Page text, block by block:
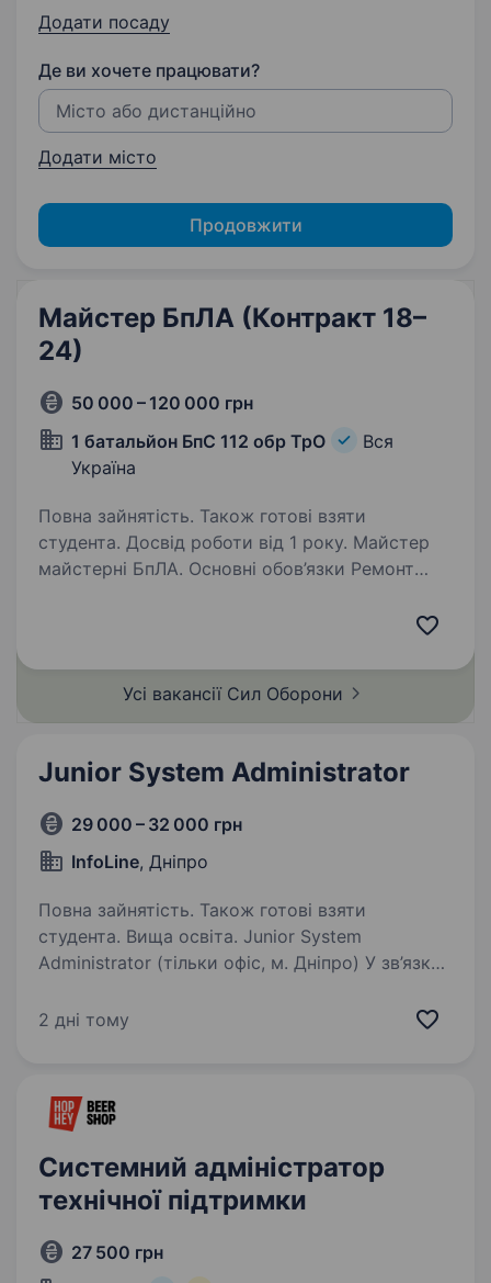
Додати посаду
Де ви хочете працювати?
Додати місто
Продовжити
Майстер БпЛА (Контракт 18–
24)
50 000 – 120 000 грн
1 батальйон БпС 112 обр ТрО
Вся
Україна
Повна зайнятість. Також готові взяти
студента. Досвід роботи від 1 року. Майстер
майстерні БпЛА. Основні обов’язки Ремонт
та програмна модернізація та вдосконалення
завдань; Технічна підтримка; Навчання…
Усі вакансії Сил Оборони
Junior System Administrator
29 000 – 32 000 грн
InfoLine, Дніпро
Повна зайнятість. Також готові взяти
студента. Вища освіта. Junior System
Administrator (тільки офіс, м. Дніпро) У зв’язку
активного Спеціаліста технічної підтримки.
2 дні тому
Системний адміністратор
технічної підтримки
27 500 грн